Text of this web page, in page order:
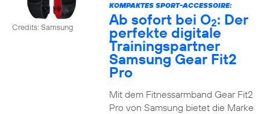
Credits: Samsung
KOMPAKTES SPORT-ACCESSOIRE:
Ab sofort bei O2: Der
perfekte digitale
Trainingspartner
Samsung Gear Fit2
Pro
Mit dem Fitnessarmband Gear Fit2
Pro von Samsung bietet die Marke